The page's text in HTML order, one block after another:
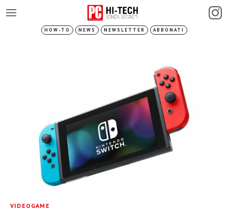
HOW-TO NEWS NEWSLETTER ABBONATI
VIDEOGAME